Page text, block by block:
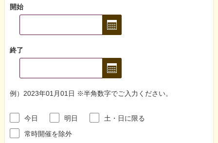
開始
終了
例）2023年01月01日 ※半角数字でご入力ください。
今日 明日
土・日に限る
常時開催を除外